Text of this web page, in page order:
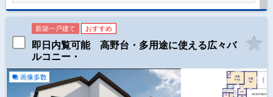
新築一戸建て おすすめ
即日内覧可能 高野台・多用途に使える広々バ
ルコニー・
画像多数